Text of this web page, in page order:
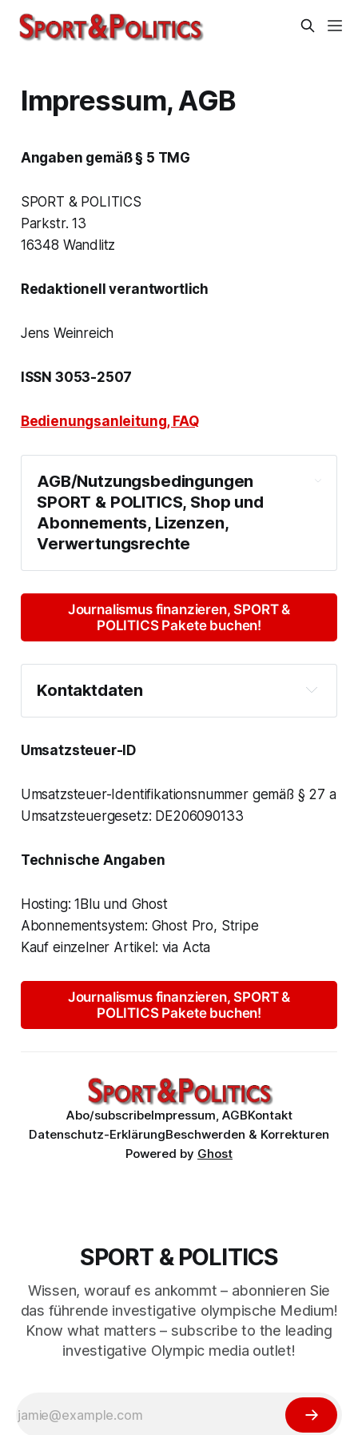
Impressum, AGB
Angaben gemäß § 5 TMG
SPORT & POLITICS
Parkstr. 13
16348 Wandlitz
Redaktionell verantwortlich
Jens Weinreich
ISSN 3053-2507
Bedienungsanleitung, FAQ
AGB/Nutzungsbedingungen
SPORT & POLITICS, Shop und
Abonnements, Lizenzen,
Verwertungsrechte
1)
Ghost
2) Basis-Version
Abonnement
4) Privatpersonen
Stand Januar 2025
Basis-Abo
All-Inclusive-Abo
6)
Acta einzelne
7)
Journalismus finanzieren, SPORT &
POLITICS Pakete buchen!
Kontaktdaten
Email
Proton
(sichere Email)
Twitter, Bsky
Phone +49 172 3006830
Umsatzsteuer-ID
Umsatzsteuer-Identifikationsnummer gemäß § 27 a
Umsatzsteuergesetz: DE206090133
Technische Angaben
Hosting: 1Blu und Ghost
Abonnementsystem: Ghost Pro, Stripe
Kauf einzelner Artikel: via Acta
Journalismus finanzieren, SPORT &
POLITICS Pakete buchen!
Abo/subscribeImpressum, AGBKontakt
Datenschutz-ErklärungBeschwerden & Korrekturen
Powered by Ghost
SPORT & POLITICS
Wissen, worauf es ankommt – abonnieren Sie
das führende investigative olympische Medium!
Know what matters – subscribe to the leading
investigative Olympic media outlet!